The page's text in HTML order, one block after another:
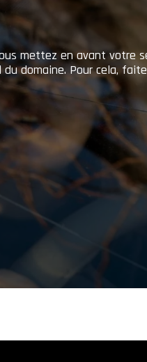
mettez en avant votre
domaine. Pour cela,